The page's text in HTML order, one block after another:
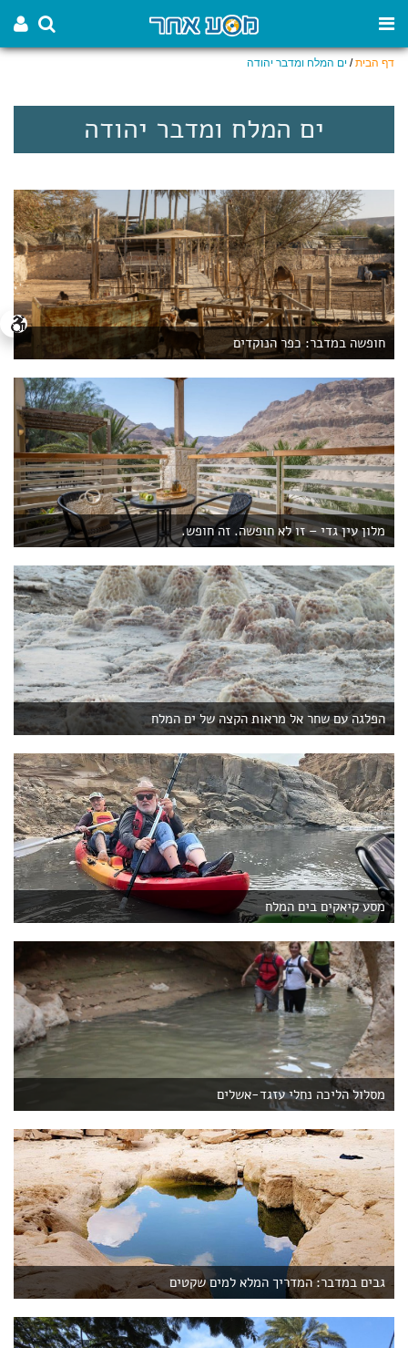
דף הבית/ ים המלח ומדבר יהודה
ים המלח ומדבר יהודה
חופשה במדבר: כפר הנוקדים
מלון עין גדי – זו לא חופשה. זה חופש.
הפלגה עם שחר אל מראות הקצה של ים המלח
מסע קיאקים בים המלח
מסלול הליכה נחלי עזגד-אשלים
גבים במדבר: המדריך המלא למים שקטים